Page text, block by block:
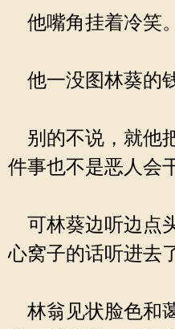
他嘴角挂着冷笑。
他一没图林葵的
别的不说，就他
件事也不是恶人会
可林葵边听边点
心窝子的话听进去
林翁见状脸色和